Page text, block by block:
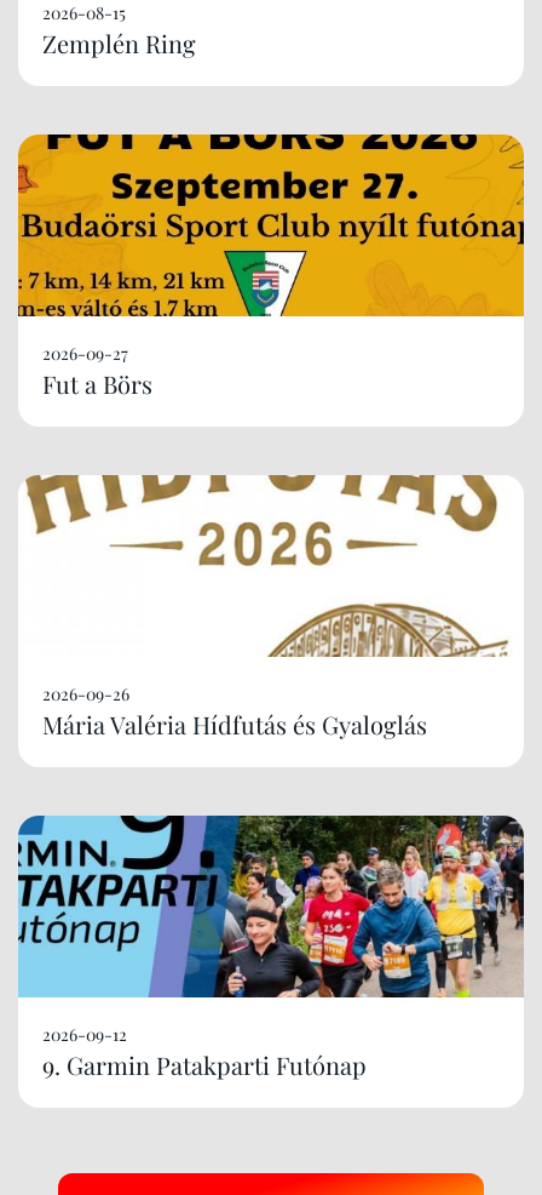
2026-08-15
Zemplén Ring
2026-09-27
Fut a Börs
2026-09-26
Mária Valéria Hídfutás és Gyaloglás
2026-09-12
9. Garmin Patakparti Futónap